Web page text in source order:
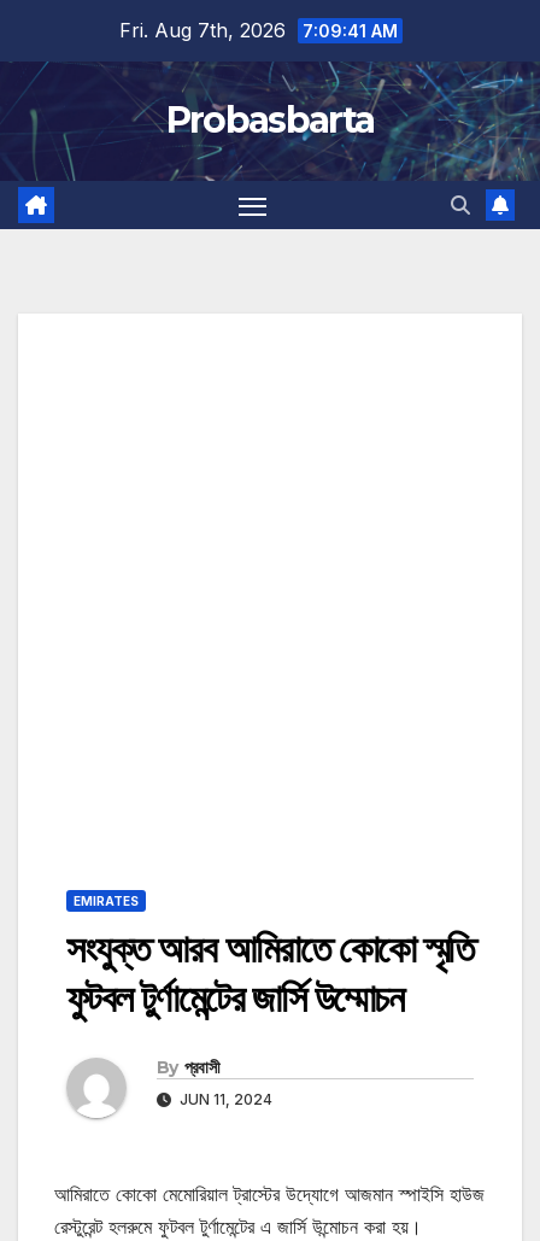
content
Fri. Aug 7th, 2026 7:09:42 AM
Probasbarta
EMIRATES
সংযুক্ত আরব আমিরাতে কোকো স্মৃতি
ফুটবল টুর্ণামেন্টের জার্সি উম্মোচন
By প্রবাসী
JUN 11, 2024
আমিরাতে কোকো মেমোরিয়াল ট্রাস্টের উদ্যোগে আজমান স্পাইসি হাউজ
রেস্টুরেন্ট হলরুমে ফুটবল টুর্ণামেন্টের এ জার্সি উন্মোচন করা হয়।